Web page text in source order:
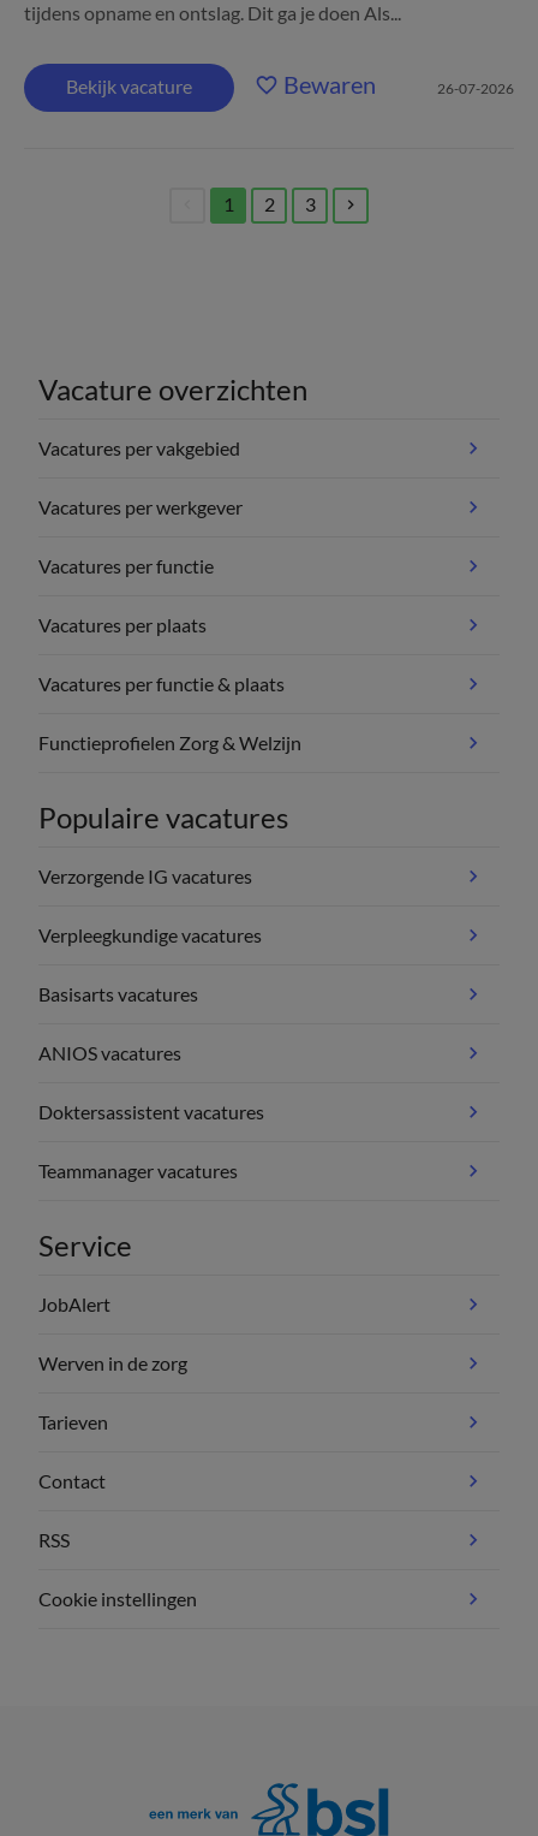
tijdens opname en ontslag. Dit ga je doen Als...
Bekijk vacature Bewaren 26-07-2026
1
(current)
2 3
Vacature overzichten
Vacatures per vakgebied
Vacatures per werkgever
Vacatures per functie
Vacatures per plaats
Vacatures per functie & plaats
Functieprofielen Zorg & Welzijn
Populaire vacatures
Verzorgende IG vacatures
Verpleegkundige vacatures
Basisarts vacatures
ANIOS vacatures
Doktersassistent vacatures
Teammanager vacatures
Service
JobAlert
Werven in de zorg
Tarieven
Contact
RSS
Cookie instellingen